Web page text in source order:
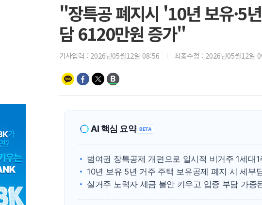
"장특공 폐지시 '10년 보유·5
담 6120만원 증가"
기사입력 : 2026년05월12일 08:56 최종수정 : 2026년05월12일
AI 핵심 요약 BETA
범여권 장특공제 개편으로 일시적 비거주 1세대
10년 보유 5년 거주 주택 보유공제 폐지 시 세부
실거주 노력자 세금 불안 키우고 입증 부담 가중